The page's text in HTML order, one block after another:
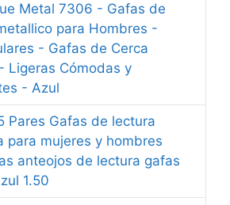
Metal 7306 - Gafas de
para Hombres -
- Gafas de Cerca
Ligeras Cómodas y
- Azul
Pares Gafas de lectura
para mujeres y hombres
anteojos de lectura gafas
1.50